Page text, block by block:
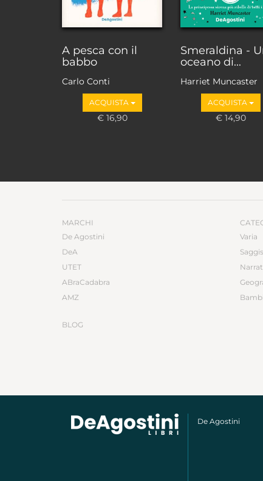
A pesca con il
babbo
Carlo Conti
ACQUISTA
€ 16,90
Smeraldina -
oceano di...
Harriet Muncaster
ACQUISTA
€ 14,90
MARCHI
De Agostini
DeA
UTET
ABraCadabra
AMZ
BLOG
Varia
De Agostini